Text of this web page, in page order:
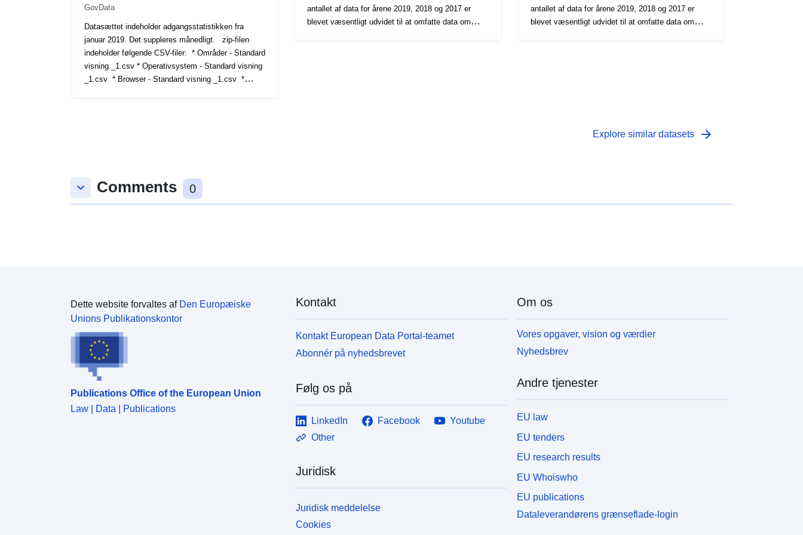
GovData
Datasættet indeholder adgangsstatistikken fra
januar 2019. Det suppleres månedligt. zip-filen
indeholder følgende CSV-filer: * Områder - Standard
visning _1.csv * Operativsystem - Standard visning
_1.csv * Browser - Standard visning _1.csv *
antallet af data for årene 2019, 2018 og 2017 er
blevet væsentligt udvidet til at omfatte data om
nl/longread/diversen/2021/statistische-gegevens-
antallet af data for årene 2019, 2018 og 2017 er
blevet væsentligt udvidet til at omfatte data om
Explore similar datasets arrow_forward
keyboard_arrow_down Comments 0
Dette website forvaltes af Den Europæiske
Unions Publikationskontor
Publications Office of the European Union
Law | Data | Publications
Kontakt
Kontakt European Data Portal-teamet
Abonnér på nyhedsbrevet
Følg os på
LinkedIn Facebook
Youtube
Other
Juridisk
Juridisk meddelelse
Cookies
Om os
Vores opgaver, vision og værdier
Nyhedsbrev
Andre tjenester
EU law
EU tenders
EU research results
EU Whoiswho
EU publications
Dataleverandørens grænseflade-login